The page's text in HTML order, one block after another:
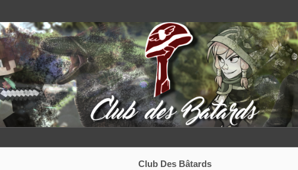
Club Des Bâtards